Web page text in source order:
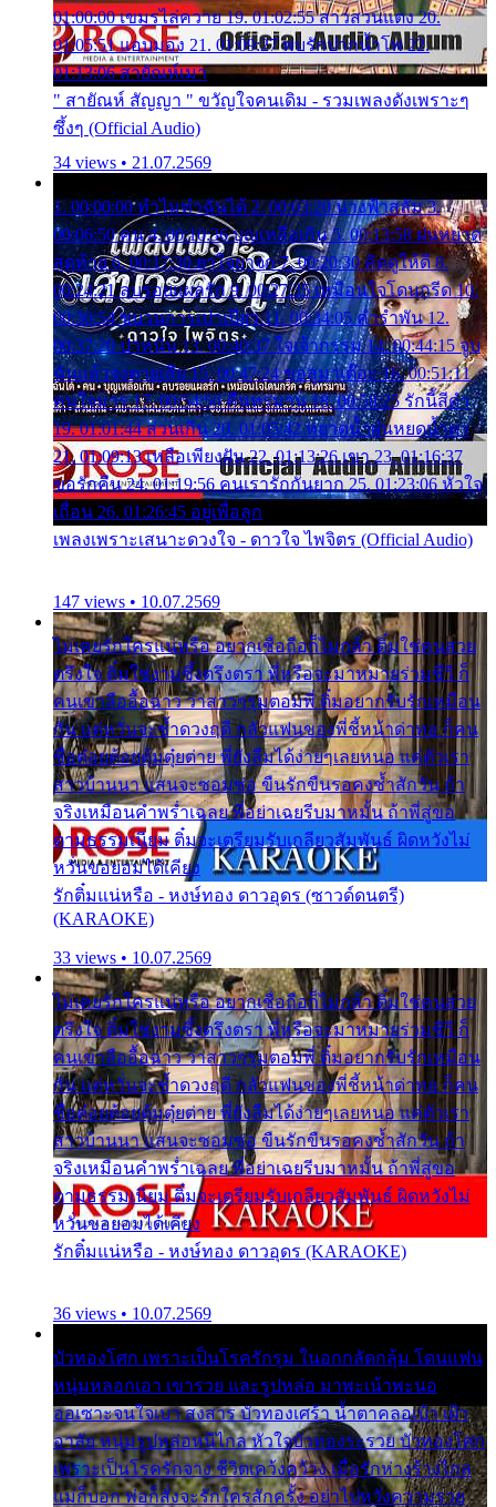
01:00:00 เขมรไล่ควาย 19. 01:02:55 สาวสวนแตง 20.
01:05:51 แอบมอง 21. 01:09:27 พบรักปากน้ำโพ 22.
01:13:06 สายัณห์เมา
" สายัณห์ สัญญา " ขวัญใจคนเดิม - รวมเพลงดังเพราะๆ
ซึ้งๆ (Official Audio)
34 views • 21.07.2569
1. 00:00:00 ทำไมทำฉันได้ 2. 00:03:20 นางฟ้าสลัม 3.
00:06:50 คน 4. 00:10:36 บุญเหลือเกิน 5. 00:13:58 ฝนหยาด
สุดท้าย 6. 00:17:30 ยาใจยาจก 7. 00:20:30 คิดดูให้ดี 8.
00:24:21 ลบรอยแผลรัก 9. 00:27:35 เหมือนใจโดนกรีด 10.
00:30:54 ขบวนการเปาเปียว 11. 00:34:05 คำรำพัน 12.
00:37:20 ปาหนัน 13. 00:40:37 ใจเจ้ากรรม 14. 00:44:15 จูบ
ฉันแล้วจงตายเสีย 15. 00:47:24 ขอสูมาเต๊อะ 16. 00:51:11
คนใจมาร 17. 00:54:50 คืนทรมาน 18. 00:58:25 รักนี้สีดำ
19. 01:01:44 ส่วนเกิน 20. 01:05:42 หยาดน้ำฝนหยดน้ำตา
21. 01:09:13 เหลือเพียงฝัน 22. 01:13:26 เขา 23. 01:16:37
ขอรักคืน 24. 01:19:56 คนเรารักกันยาก 25. 01:23:06 หัวใจ
เถื่อน 26. 01:26:45 อยู่เพื่อลูก
เพลงเพราะเสนาะดวงใจ - ดาวใจ ไพจิตร (Official Audio)
147 views • 10.07.2569
ไม่เคยรักใครแน่หรือ อยากเชื่อถือก็ไม่กล้า ติ๋มใช่คนสวย
ตรึงใจ ติ๋มใช่งามซึ้งตรึงตรา พี่หรือจะมาหมายร่วมชีวี ก็
คนเขาลืออื้อฉาว ว่าสาวๆรุมตอมพี่ ติ๋มอยากรับรักเหมือน
กัน แต่หวั่นจะช้ำดวงฤดี กลัวแฟนของพี่ชี้หน้าด่าทอ ก็คน
ชื่อต๋อยต้อยตุ้มตุ๋ยต่าย พี่ยังลืมได้ง่ายๆเลยหนอ แค่ตัวเรา
สาวบ้านนา แสนจะซอมซ่อ ขืนรักขืนรอคงช้ำสักวัน ถ้า
จริงเหมือนคำพร่ำเฉลย พี่อย่าเฉยรีบมาหมั้น ถ้าพี่สู่ขอ
ตามธรรมเนียม ติ๋มจะเตรียมรับเกลียวสัมพันธ์ ผิดหวังไม่
หวั่นขอยอมได้เคียง
รักติ๋มแน่หรือ - หงษ์ทอง ดาวอุดร (ซาวด์ดนตรี)
(KARAOKE)
33 views • 10.07.2569
ไม่เคยรักใครแน่หรือ อยากเชื่อถือก็ไม่กล้า ติ๋มใช่คนสวย
ตรึงใจ ติ๋มใช่งามซึ้งตรึงตรา พี่หรือจะมาหมายร่วมชีวี ก็
คนเขาลืออื้อฉาว ว่าสาวๆรุมตอมพี่ ติ๋มอยากรับรักเหมือน
กัน แต่หวั่นจะช้ำดวงฤดี กลัวแฟนของพี่ชี้หน้าด่าทอ ก็คน
ชื่อต๋อยต้อยตุ้มตุ๋ยต่าย พี่ยังลืมได้ง่ายๆเลยหนอ แค่ตัวเรา
สาวบ้านนา แสนจะซอมซ่อ ขืนรักขืนรอคงช้ำสักวัน ถ้า
จริงเหมือนคำพร่ำเฉลย พี่อย่าเฉยรีบมาหมั้น ถ้าพี่สู่ขอ
ตามธรรมเนียม ติ๋มจะเตรียมรับเกลียวสัมพันธ์ ผิดหวังไม่
หวั่นขอยอมได้เคียง
รักติ๋มแน่หรือ - หงษ์ทอง ดาวอุดร (KARAOKE)
36 views • 10.07.2569
บัวทองโศก เพราะเป็นโรครักรุม ในอกกลัดกลุ้ม โดนแฟน
หนุ่มหลอกเอา เขารวย และรูปหล่อ มาพะเน้าพะนอ
ออเซาะจนใจเบา สงสาร บัวทองเศร้า น้ำตาคลอเบ้า เฝ้า
อาลัย หนุ่มรูปหล่อหนีไกล หัวใจบัวทองระรวย บัวทองโศก
เพราะเป็นโรครักจาง ชีวิตเคว้งคว้าง เมื่อรักห่างร้างไกล
แม่ก็บอก พ่อก็สั่งจะรักใครสักครั้ง อย่าไปหวังความรวย